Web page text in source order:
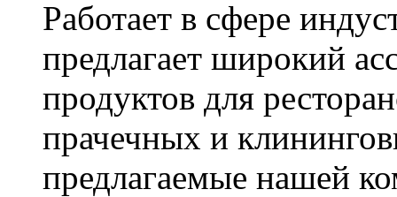
Работает в сфере
предлагает широкий
продуктов для
прачечных и
предлагаемые нашей